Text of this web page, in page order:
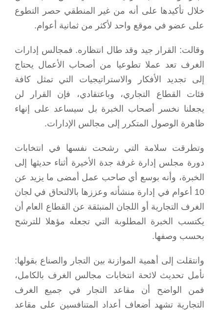
خلال تأكيدها على أنه من غير المنطقي حصر التطوع
على عضو في موقع واحد لأكثر من ثمانية أعوام.
وقالت: القرار جيد وقد طال انتظاره. فمجالس إدارات
الغرف تعد عملا تطوعيا من أصحاب الأعمال يحتاج
إلى تجديد الأفكار والاستراتيجيات التي تمثل كافة
فئات القطاع التجاري، وباعتقادي، فإن القرار لن
يجعلنا نخسر أصحاب الخبرة بل سيساعد على إنهاء
ظاهرة الوصول المتكرر إلى مجالس الإدارات.
وتطرقت سلامة التي رشحت نفسها في انتخابات
دورة مجلس إدارة غرفة جدة الأخيرة أثناء حديثها إلى
الخبرة، وأنه بوسع أي صاحب عمل أمضى ما يزيد عن
10 أعوام في إدارة منشأته وعززها بالالتحاق في لجان
الغرف التجارية أو اللجان المنبثقة عن القطاع العام أن
يكتسب الخبرة المطلوبة التي تجعله مؤهلا للترشح
بحسب وصفها.
وانتقلت إلى أهمية الموازنة بين التجار والصناع بقولها:
نأمل تحديث لائحة انتخابات مجالس الغرف بالكامل،
فمن الواضح أن مقاعد التجار في جميع الغرف
التجارية تشهد أضعاف أعداد المتنافسين على مقاعد